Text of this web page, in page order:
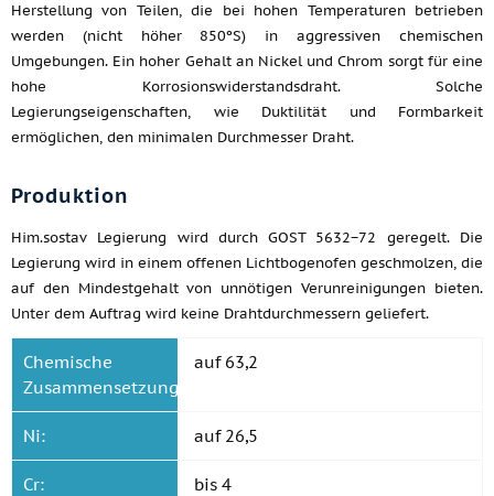
Herstellung von Teilen, die bei hohen Temperaturen betrieben
werden (nicht höher 850ºS) in aggressiven chemischen
Umgebungen. Ein hoher Gehalt an Nickel und Chrom sorgt für eine
hohe Korrosionswiderstandsdraht. Solche
Legierungseigenschaften, wie Duktilität und Formbarkeit
ermöglichen, den minimalen Durchmesser Draht.
Produktion
Him.sostav Legierung wird durch GOST 5632−72 geregelt. Die
Legierung wird in einem offenen Lichtbogenofen geschmolzen, die
auf den Mindestgehalt von unnötigen Verunreinigungen bieten.
Unter dem Auftrag wird keine Drahtdurchmessern geliefert.
Chemische
Zusammensetzung:
auf 63,2
Ni: auf 26,5
Cr: bis 4